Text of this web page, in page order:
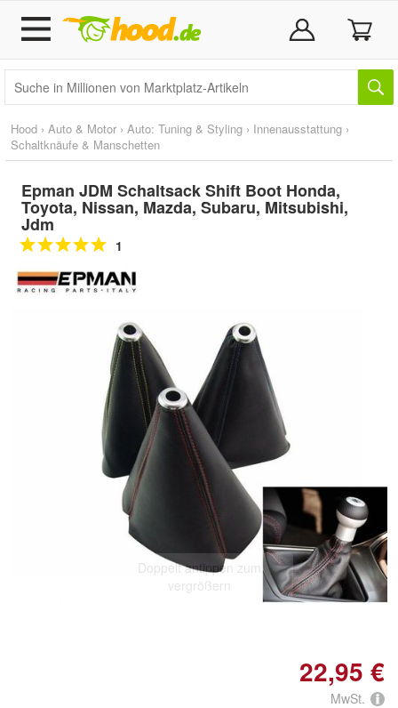
Hood › Auto & Motor › Auto: Tuning & Styling › Innenausstattung ›
Schaltknäufe & Manschetten
Epman JDM Schaltsack Shift Boot Honda,
Toyota, Nissan, Mazda, Subaru, Mitsubishi,
Jdm
1
Doppelt antippen zum
vergrößern
22,95 €
MwSt.